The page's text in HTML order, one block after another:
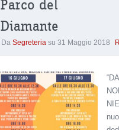
Parco del
Diamante
Da Segreteria su 31 Maggio 2018